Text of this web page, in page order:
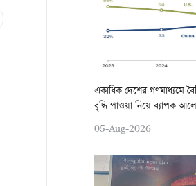
একাধিক দেশের গণমাধ্যমে
বৃদ্ধি পাওয়া নিয়ে ব্যাপক
05-Aug-2026